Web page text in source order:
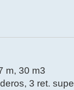
m, 30 m3
3 ret.